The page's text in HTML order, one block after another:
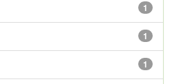
1
1
1